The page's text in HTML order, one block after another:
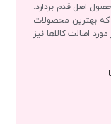
اصل قدم بردارد.
که بهترین محصولات
اصالت کالاها نیز